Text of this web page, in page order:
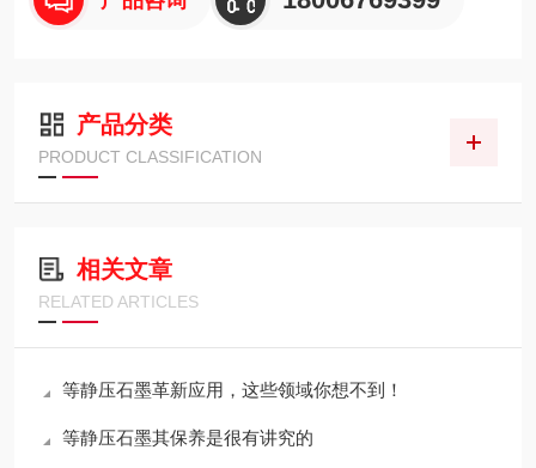
产品分类
PRODUCT CLASSIFICATION
相关文章
RELATED ARTICLES
等静压石墨革新应用，这些领域你想不到！
等静压石墨其保养是很有讲究的